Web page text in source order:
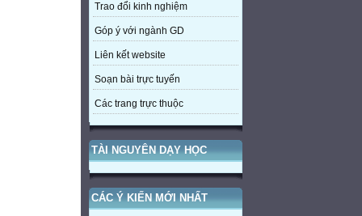
Trao đổi kinh nghiệm
Góp ý với ngành GD
Liên kết website
Soạn bài trực tuyến
Các trang trực thuộc
TÀI NGUYÊN DẠY HỌC
CÁC Ý KIẾN MỚI NHẤT